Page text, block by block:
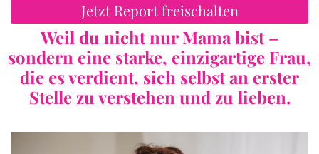
Jetzt Report freischalten
Weil du nicht nur Mama bist –
sondern eine starke, einzigartige Frau,
die es verdient, sich selbst an erster
Stelle zu verstehen und zu lieben.